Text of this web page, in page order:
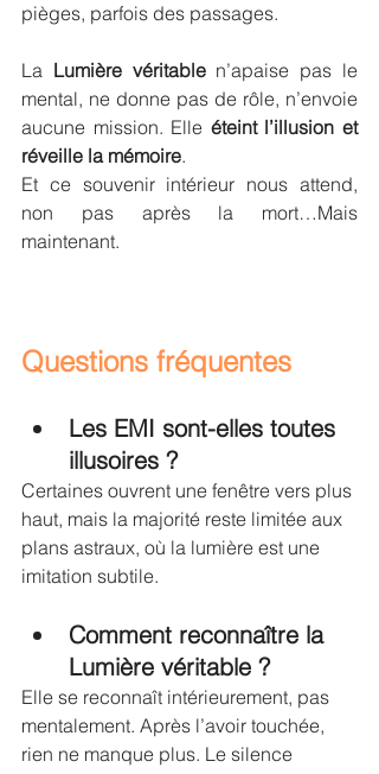
pièges, parfois des passages.
La Lumière véritable n’apaise pas le
mental, ne donne pas de rôle, n’envoie
aucune mission. Elle éteint l’illusion et
réveille la mémoire.
Et ce souvenir intérieur nous attend,
non pas après la mort…Mais
maintenant.
Questions fréquentes
Les EMI sont-elles toutes
illusoires ?
Certaines ouvrent une fenêtre vers plus
haut, mais la majorité reste limitée aux
plans astraux, où la lumière est une
imitation subtile.
Comment reconnaître la
Lumière véritable ?
Elle se reconnaît intérieurement, pas
mentalement. Après l’avoir touchée,
rien ne manque plus. Le silence